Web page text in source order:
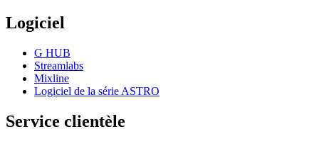
Logiciel
G HUB
Streamlabs
Mixline
Logiciel de la série ASTRO
Service clientèle